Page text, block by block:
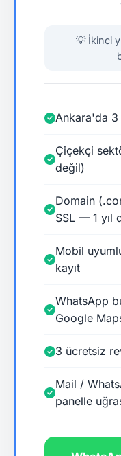
💡 İkinci
Ankara'da 3
Çiçekçi
değil)
Domain
SSL — 1 yıl
Mobil
kayıt
WhatsApp
Google
3 ücretsiz
Mail /
panelle